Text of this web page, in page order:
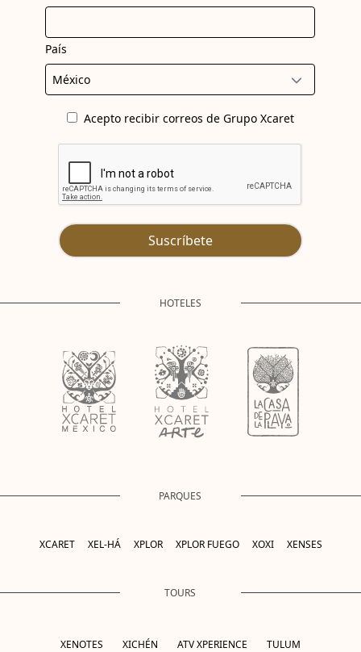
País
Acepto recibir correos de Grupo Xcaret
Suscríbete
HOTELES
PARQUES
XCARET XEL-HÁ XPLOR XPLOR FUEGO XOXI XENSES
TOURS
XENOTES XICHÉN ATV XPERIENCE
TULUM